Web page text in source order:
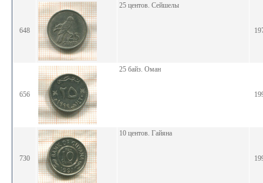
648
25 центов. Сейшелы
656
25 байз. Оман
730
10 центов. Гайяна